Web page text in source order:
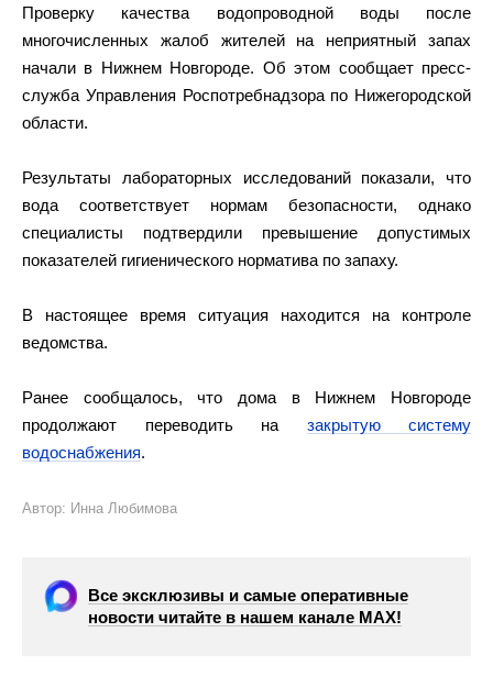
Проверку качества водопроводной воды после
многочисленных жалоб жителей на неприятный запах
начали в Нижнем Новгороде. Об этом сообщает пресс-
служба Управления Роспотребнадзора по Нижегородской
области.
Результаты лабораторных исследований показали, что
вода соответствует нормам безопасности, однако
специалисты подтвердили превышение допустимых
показателей гигиенического норматива по запаху.
В настоящее время ситуация находится на контроле
ведомства.
Ранее сообщалось, что дома в Нижнем Новгороде
продолжают переводить на закрытую систему
водоснабжения.
Автор: Инна Любимова
Все эксклюзивы и самые оперативные
новости читайте в нашем канале МАХ!